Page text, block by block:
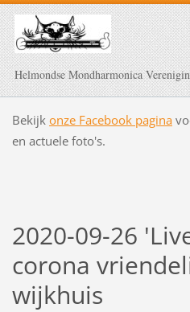
Helmondse Mondharmonica
Bekijk onze Facebook pagina
en actuele foto's.
2020-09-26
corona
wijkhuis